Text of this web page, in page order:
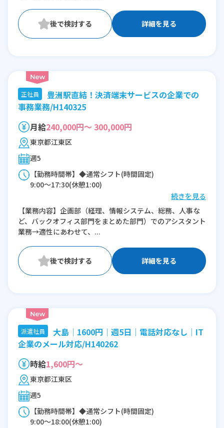
詳細を見る
正社員
豊洲駅直結！決済端末サービスの企業での
事務業務/H140325
月給240,000円～ 300,000円
東京都江東区
週5
【勤務時間帯】◆通常シフト(時間固定)
9:00〜17:30(休憩1:00)
※残業：5〜15時間程度/月
続きを見る
【業務内容】企画部（経理、情報システム、総務、人事な
ど、バックオフィス部門をまとめた部門）でのアシスタント
業務→適性にあわせて、...
詳細を見る
派遣社員
大島│1600円│週5日│電話対応なし│IT
企業のメール対応/H140262
時給1,600円～
東京都江東区
週5
【勤務時間帯】◆通常シフト(時間固定)
9:00〜18:00(休憩1:00)